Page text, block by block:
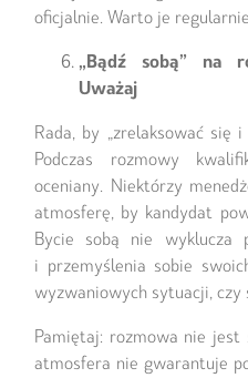
oficjalnie. Warto je
„Bądź sobą” na
Uważaj
Rada, by „zrelaksować się
Podczas rozmowy
oceniany. Niektórzy
atmosferę, by kandydat
Bycie sobą nie wyklucza
i przemyślenia sobie
wyzwaniowych sytuacji, czy
Pamiętaj: rozmowa nie jest
atmosfera nie gwarantuje